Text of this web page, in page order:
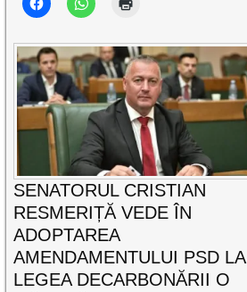
SENATORUL CRISTIAN
RESMERIȚĂ VEDE ÎN
ADOPTAREA
AMENDAMENTULUI PSD LA
LEGEA DECARBONĂRII O